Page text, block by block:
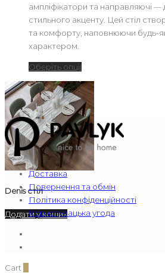
ампліфікатори та направляючі —
стильного акценту. Цей стіл
та комфорту, наповнюючи будь-
характером.
Оберіть опції
Denis стіл
Додати у кошик
Доставка
Повернення та обмін
Політика конфіденційності
Користувацька угода
Cart